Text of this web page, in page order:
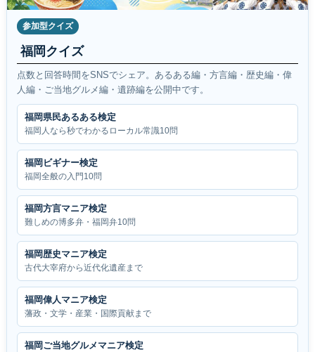
参加型クイズ
福岡クイズ
点数と回答時間をSNSでシェア。あるある編・方言編・歴史編・偉
人編・ご当地グルメ編・遺跡編を公開中です。
福岡県民あるある検定
福岡人なら秒でわかるローカル常識10問
福岡ビギナー検定
福岡全般の入門10問
福岡方言マニア検定
難しめの博多弁・福岡弁10問
福岡歴史マニア検定
古代大宰府から近代化遺産まで
福岡偉人マニア検定
藩政・文学・産業・国際貢献まで
福岡ご当地グルメマニア検定